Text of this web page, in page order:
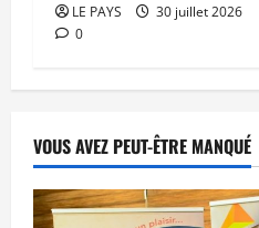
LE PAYS
30 juillet 2026
0
VOUS AVEZ PEUT-ÊTRE MANQUÉ